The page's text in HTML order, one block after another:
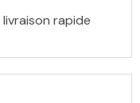
rapide